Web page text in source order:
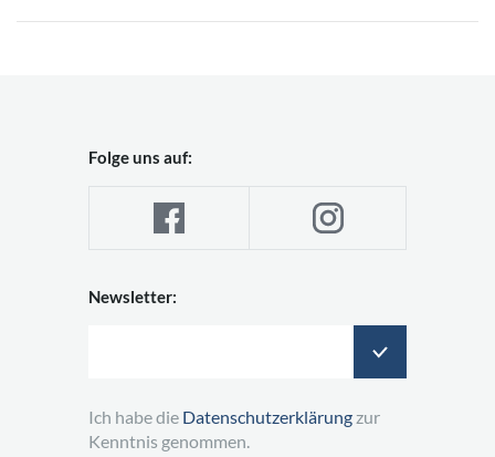
Folge uns auf:
Newsletter:
Ich habe die Datenschutzerklärung zur
Kenntnis genommen.